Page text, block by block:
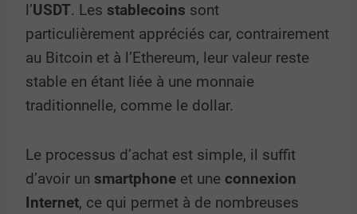
l’USDT. Les stablecoins sont
particulièrement appréciés car, contrairement
au Bitcoin et à l’Ethereum, leur valeur reste
stable en étant liée à une monnaie
traditionnelle, comme le dollar.
Le processus d’achat est simple, il suffit
d’avoir un smartphone et une connexion
Internet, ce qui permet à de nombreuses